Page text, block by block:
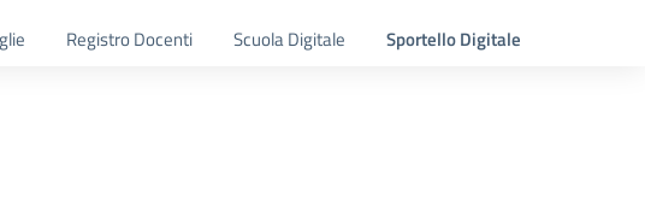
Registro Docenti Scuola Digitale Sportello Digitale